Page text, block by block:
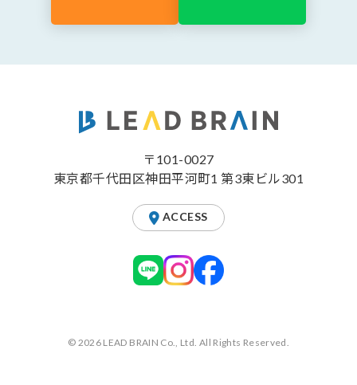
〒101-0027
東京都千代田区神田平河町1 第3東ビル301
ACCESS
© 2026 LEAD BRAIN Co., Ltd. All Rights Reserved.